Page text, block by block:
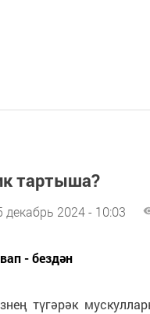
тартыша?
декабрь 2024 - 10:03
- бездән
түгәрәк